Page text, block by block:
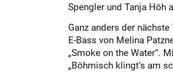
Spengler und Tanja Höh
Ganz anders der
E-Bass von Melina
„Smoke on the Water“.
„Böhmisch klingt‘s am